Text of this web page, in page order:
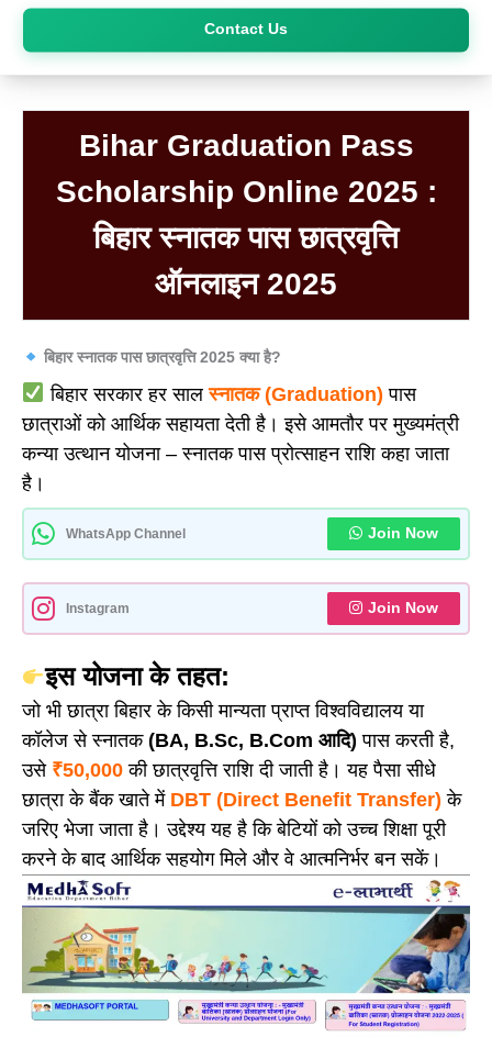
Contact Us
Skip
content
Bihar Graduation Pass
Scholarship Online 2025 :
बिहार स्नातक पास छात्रवृत्ति
ऑनलाइन 2025
बिहार स्नातक पास छात्रवृत्ति 2025 क्या है?
बिहार सरकार हर सालस्नातक (Graduation) पास
छात्राओं को आर्थिक सहायता देती है। इसे आमतौर पर मुख्यमंत्री
कन्या उत्थान योजना – स्नातक पास प्रोत्साहन राशि कहा जाता
है।
WhatsApp Channel Join Now
Instagram Join Now
इस योजना के तहत:
जो भी छात्रा बिहार के किसी मान्यता प्राप्त विश्वविद्यालय या
कॉलेज से स्नातक (BA, B.Sc, B.Com आदि) पास करती है,
उसे ₹50,000 की छात्रवृत्ति राशि दी जाती है। यह पैसा सीधे
छात्रा के बैंक खाते में DBT (Direct Benefit Transfer) के
जरिए भेजा जाता है। उद्देश्य यह है कि बेटियों को उच्च शिक्षा पूरी
करने के बाद आर्थिक सहयोग मिले और वे आत्मनिर्भर बन सकें।